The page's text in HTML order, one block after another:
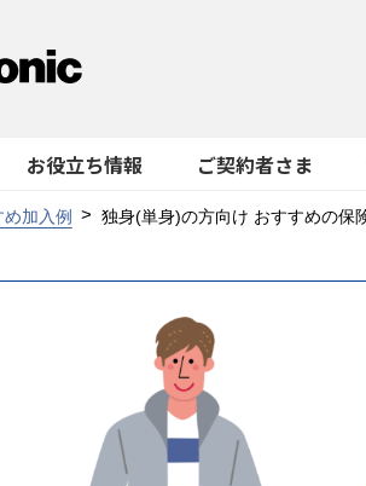
お役立ち情報 ご契約者さま
加入例 独身(単身)の方向け おすすめの保